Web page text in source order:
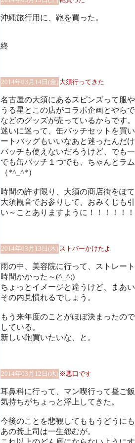
沖縄旅行用に、鞄を買った。
終
2014年03月14日(金) 大須行ってきた
名古屋の大須にあるスピンズって服
うる星とこの店がコラボ企画とやら
などのグッズが売っているからです。
迷いに迷って、缶バッチセットを買
ートバッグもいいなあと迷ったんだ
バッチも使えないだろうけど、でも
でも缶バッチ１つでも、ちゃんとラ
（*^_^*）
時間の許す限り、大須の商店街をぽ
大須観音でお参りして、おみくじも
い～ことありますように！！！！！！
2014年03月13日(木) ストパーかけたよ
雨の中、美容院に行って、ストレー
時間かかった～(^_^;)
ちょっとイメージと違うけど、まあい
その内見慣れるでしょう。
もう来年度のことがほぼ決まったの
している。
新しい鞄買いたいな、と。
2014年03月12日(水) ※悪口です
耳鼻科に行って、マン喫行って昼ご
気持ちがちょっと浮上してきた。
今後のことを悲観してももうどうにも
あの糞上司は一生怨むが。